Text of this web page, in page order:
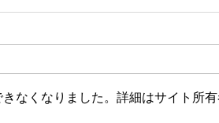
12月の予定
なくなりました。詳細はサイト所